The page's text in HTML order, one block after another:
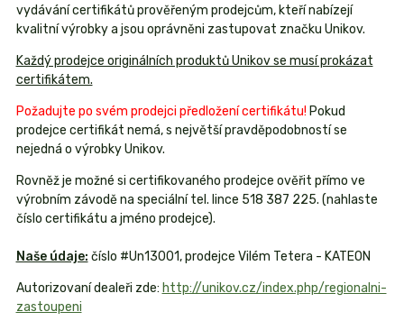
vydávání certifikátů prověřeným prodejcům, kteří nabízejí
kvalitní výrobky a jsou oprávněni zastupovat značku Unikov.
Každý prodejce originálních produktů Unikov se musí prokázat
certifikátem.
Požadujte po svém prodejci předložení certifikátu! Pokud
prodejce certifikát nemá, s největší pravděpodobností se
nejedná o výrobky Unikov.
Rovněž je možné si certifikovaného prodejce ověřit přímo ve
výrobním závodě na speciální tel. lince 518 387 225. (nahlaste
číslo certifikátu a jméno prodejce).
Naše údaje: číslo #Un13001, prodejce Vilém Tetera - KATEON
Autorizovaní dealeři zde: http://unikov.cz/index.php/regionalni-
zastoupeni